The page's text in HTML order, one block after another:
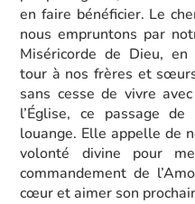
en faire bénéficier. Le
nous empruntons par
Miséricorde de Dieu,
tour à nos frères et
sans cesse de vivre
l’Église, ce passage
louange. Elle appelle de
volonté divine pour
commandement de
cœur et aimer son